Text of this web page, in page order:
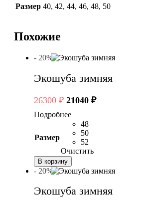
Размер 40, 42, 44, 46, 48, 50
Похожие
- 20%
Экошуба зимняя
26300₽ Первоначальная
составляла
26300 ₽.
21040 ₽Текущая
Подробнее
Размер
48
50
52
Очистить
В корзину
- 20%
Экошуба зимняя